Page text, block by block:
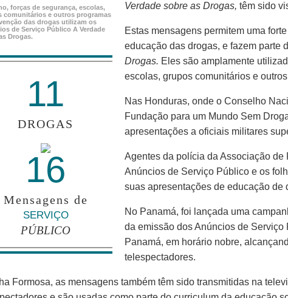
forças de segurança, escolas,
comunitários e outros programas
das drogas utilizam os
de Serviço Público A Verdade
Drogas.
11
DROGAS
16
Mensagens de
SERVIÇO
PÚBLICO
Verdade sobre as Drogas, têm sido
Estas mensagens permitem uma
educação das drogas, e fazem parte
Drogas. Eles são amplamente
escolas, grupos comunitários e
Nas Honduras, onde o Conselho
Fundação para um Mundo Sem
apresentações a oficiais militares
Agentes da polícia da Associação de
Anúncios de Serviço Público e os
suas apresentações de educação de
No Panamá, foi lançada uma
da emissão dos Anúncios de
Panamá, em horário nobre,
telespectadores.
Formosa, as mensagens também têm sido transmitidas na